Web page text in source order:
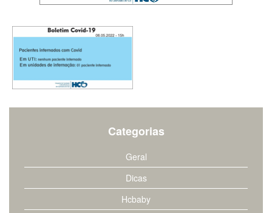
Categorias
Geral
Dicas
Hcbaby